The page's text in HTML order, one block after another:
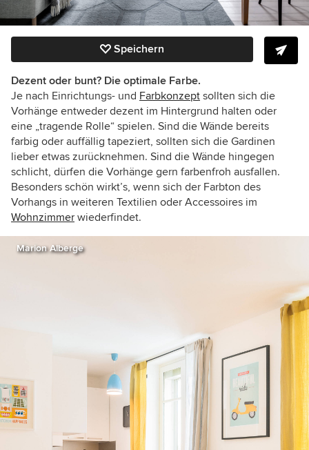
Speichern
Dezent oder bunt? Die optimale Farbe.
Je nach Einrichtungs- und Farbkonzept sollten sich die
Vorhänge entweder dezent im Hintergrund halten oder
eine „tragende Rolle“ spielen. Sind die Wände bereits
farbig oder auffällig tapeziert, sollten sich die Gardinen
lieber etwas zurücknehmen. Sind die Wände hingegen
schlicht, dürfen die Vorhänge gern farbenfroh ausfallen.
Besonders schön wirkt’s, wenn sich der Farbton des
Vorhangs in weiteren Textilien oder Accessoires im
Wohnzimmer wiederfindet.
Marion Alberge